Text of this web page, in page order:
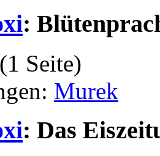
:
Seite)
Murek
: Das